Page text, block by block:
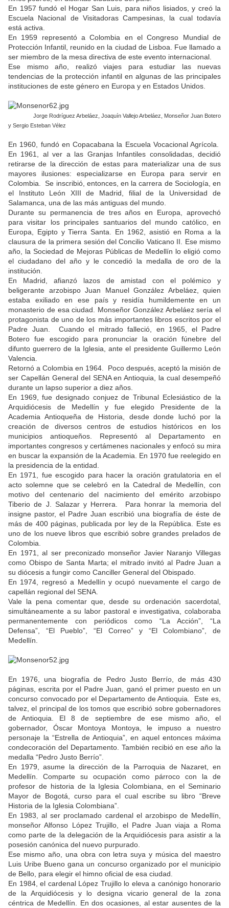
En 1957 fundó el Hogar San Luis, para niños lisiados, y creó la
Escuela Nacional de Visitadoras Campesinas, la cual todavía
está activa.
En 1959 representó a Colombia en el Congreso Mundial de
Protección Infantil, reunido en la ciudad de Lisboa. Fue llamado a
ser miembro de la mesa directiva de este evento internacional.
Ese mismo año, realizó viajes para estudiar las nuevas
tendencias de la protección infantil en algunas de las principales
instituciones de este género en Europa y en Estados Unidos.
Jorge Rodríguez Arbeláez, Joaquín Vallejo Arbeláez, Monseñor Juan Botero
y Sergio Esteban Vélez
En 1960, fundó en Copacabana la Escuela Vocacional Agrícola.
En 1961, al ver a las Granjas Infantiles consolidadas, decidió
retirarse de la dirección de estas para materializar una de sus
mayores ilusiones: especializarse en Europa para servir en
Colombia. Se inscribió, entonces, en la carrera de Sociología, en
el Instituto León XIII de Madrid, filial de la Universidad de
Salamanca, una de las más antiguas del mundo.
Durante su permanencia de tres años en Europa, aprovechó
para visitar los principales santuarios del mundo católico, en
Europa, Egipto y Tierra Santa. En 1962, asistió en Roma a la
clausura de la primera sesión del Concilio Vaticano II. Ese mismo
año, la Sociedad de Mejoras Públicas de Medellín lo eligió como
el ciudadano del año y le concedió la medalla de oro de la
institución.
En Madrid, afianzó lazos de amistad con el polémico y
beligerante arzobispo Juan Manuel González Arbeláez, quien
estaba exiliado en ese país y residía humildemente en un
monasterio de esa ciudad. Monseñor González Arbeláez sería el
protagonista de uno de los más importantes libros escritos por el
Padre Juan. Cuando el mitrado falleció, en 1965, el Padre
Botero fue escogido para pronunciar la oración fúnebre del
difunto guerrero de la Iglesia, ante el presidente Guillermo León
Valencia.
Retornó a Colombia en 1964. Poco después, aceptó la misión de
ser Capellán General del SENA en Antioquia, la cual desempeñó
durante un lapso superior a diez años.
En 1969, fue designado conjuez de Tribunal Eclesiástico de la
Arquidiócesis de Medellín y fue elegido Presidente de la
Academia Antioqueña de Historia, desde donde luchó por la
creación de diversos centros de estudios históricos en los
municipios antioqueños. Representó al Departamento en
importantes congresos y certámenes nacionales y enfocó su mira
en buscar la expansión de la Academia. En 1970 fue reelegido en
la presidencia de la entidad.
En 1971, fue escogido para hacer la oración gratulatoria en el
acto solemne que se celebró en la Catedral de Medellín, con
motivo del centenario del nacimiento del emérito arzobispo
Tiberio de J. Salazar y Herrera. Para honrar la memoria del
insigne pastor, el Padre Juan escribió una biografía de éste de
más de 400 páginas, publicada por ley de la República. Este es
uno de los nueve libros que escribió sobre grandes prelados de
Colombia.
En 1971, al ser preconizado monseñor Javier Naranjo Villegas
como Obispo de Santa Marta; el mitrado invitó al Padre Juan a
su diócesis a fungir como Canciller General del Obispado.
En 1974, regresó a Medellín y ocupó nuevamente el cargo de
capellán regional del SENA.
Vale la pena comentar que, desde su ordenación sacerdotal,
simultáneamente a su labor pastoral e investigativa, colaboraba
permanentemente con periódicos como “La Acción”, “La
Defensa”, “El Pueblo”, “El Correo” y “El Colombiano”, de
Medellín.
En 1976, una biografía de Pedro Justo Berrío, de más 430
páginas, escrita por el Padre Juan, ganó el primer puesto en un
concurso convocado por el Departamento de Antioquia. Este es,
talvez, el principal de los tomos que escribió sobre gobernadores
de Antioquia. El 8 de septiembre de ese mismo año, el
gobernador, Óscar Montoya Montoya, le impuso a nuestro
personaje la “Estrella de Antioquia”, en aquel entonces máxima
condecoración del Departamento. También recibió en ese año la
medalla “Pedro Justo Berrío”.
En 1979, asume la dirección de la Parroquia de Nazaret, en
Medellín. Comparte su ocupación como párroco con la de
profesor de historia de la Iglesia Colombiana, en el Seminario
Mayor de Bogotá, curso para el cual escribe su libro “Breve
Historia de la Iglesia Colombiana”.
En 1983, al ser proclamado cardenal el arzobispo de Medellín,
monseñor Alfonso López Trujillo, el Padre Juan viaja a Roma
como parte de la delegación de la Arquidiócesis para asistir a la
posesión canónica del nuevo purpurado.
Ese mismo año, una obra con letra suya y música del maestro
Luis Uribe Bueno gana un concurso organizado por el municipio
de Bello, para elegir el himno oficial de esa ciudad.
En 1984, el cardenal López Trujillo lo eleva a canónigo honorario
de la Arquidiócesis y lo designa vicario general de la zona
céntrica de Medellín. En dos ocasiones, al estar ausentes de la